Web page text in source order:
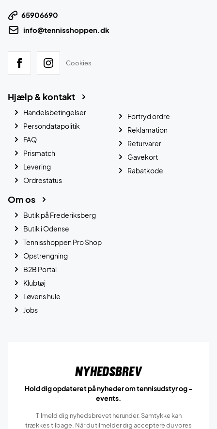
65906690
info@tennisshoppen.dk
Cookies
Hjælp & kontakt
Handelsbetingelser
Persondatapolitik
FAQ
Prismatch
Levering
Ordrestatus
Fortryd ordre
Reklamation
Returvarer
Gavekort
Rabatkode
Om os
Butik på Frederiksberg
Butik i Odense
Tennisshoppen Pro Shop
Opstrengning
B2B Portal
Klubtøj
Løvens hule
Jobs
Nyhedsbrev
Hold dig opdateret på nyheder om tennisudstyr og -
events.
Tilmeld dig nyhedsbrevet herunder. Samtykke kan
trækkes tilbage. Når du tilmelder dig acceptere du vores